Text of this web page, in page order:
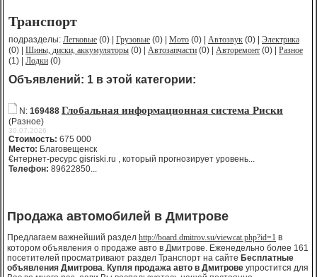
Транспорт
подразделы: Легковые (0) | Грузовые (0) | Мото (0) | Автозвук (0) | Электрика
(0) | Шины, диски, аккумуляторы (0) | Автозапчасти (0) | Авторемонт (0) | Разное
(1) | Лодки (0)
Объявлений: 1 в этой категории:
N: 169488 Глобальная информационная система Риски
(Разное)
30.07.2026
Стоимость: 675 000
Место: Благовещенск
€нтернет-ресурс gisriski.ru , который прогнозирует уровень...
Телефон: 89622850...
Продажа автомобилей в Дмитрове
Предлагаем важнейший раздел http://board.dmitrov.su/viewcat.php?id=1 в
котором объявления о продаже авто в Дмитрове. Еженедельно более 161
посетителей просматривают раздел Транспорт на сайте Бесплатные
объявления Дмитрова. Купля продажа авто в Дмитрове упростится для